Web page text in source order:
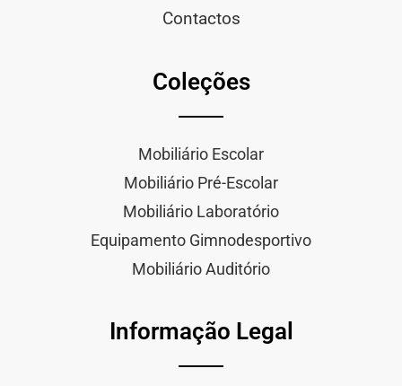
Contactos
Coleções
Mobiliário Escolar
Mobiliário Pré-Escolar
Mobiliário Laboratório
Equipamento Gimnodesportivo
Mobiliário Auditório
Informação Legal